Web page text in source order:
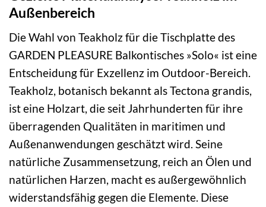
Außenbereich
Die Wahl von Teakholz für die Tischplatte des
GARDEN PLEASURE Balkontisches »Solo« ist eine
Entscheidung für Exzellenz im Outdoor-Bereich.
Teakholz, botanisch bekannt als Tectona grandis,
ist eine Holzart, die seit Jahrhunderten für ihre
überragenden Qualitäten in maritimen und
Außenanwendungen geschätzt wird. Seine
natürliche Zusammensetzung, reich an Ölen und
natürlichen Harzen, macht es außergewöhnlich
widerstandsfähig gegen die Elemente. Diese